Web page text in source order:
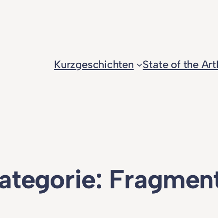
Kurzgeschichten
State of the Art